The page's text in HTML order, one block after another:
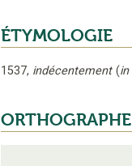
ÉTYMOLOGIE
1537, indécentement (in
ORTHOGRAPHE